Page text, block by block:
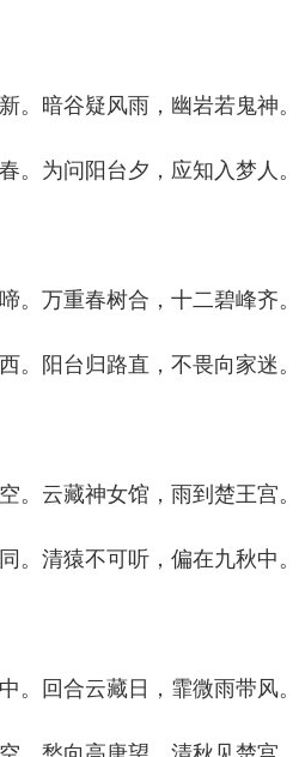
。暗谷疑风雨，幽岩若鬼神。
。为问阳台夕，应知入梦人。
。万重春树合，十二碧峰齐。
。阳台归路直，不畏向家迷。
。云藏神女馆，雨到楚王宫。
。清猿不可听，偏在九秋中。
。回合云藏日，霏微雨带风。